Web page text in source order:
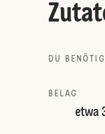
DU
BELAG
etwa